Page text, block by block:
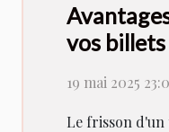
vos
19 mai 2025
Le frisson